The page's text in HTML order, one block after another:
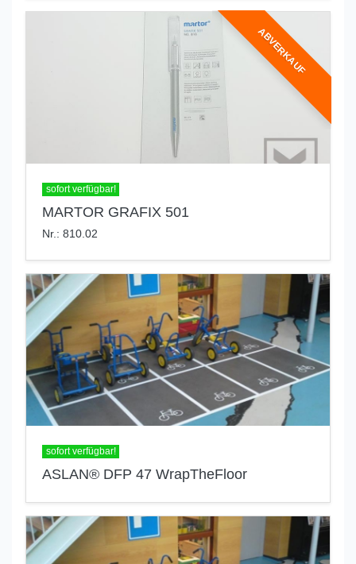
ABVERKAUF
sofort verfügbar!
MARTOR GRAFIX 501
Nr.: 810.02
sofort verfügbar!
ASLAN® DFP 47 WrapTheFloor